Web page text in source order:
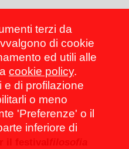
il festival
terzi da
di cookie
ed utili alle
cookie policy.
e di profilazione
o meno
'Preferenze' o il
inferiore di